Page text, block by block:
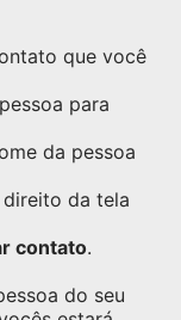
que você
para
da pessoa
da tela
contato.
do seu